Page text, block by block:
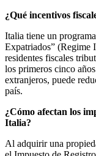
¿Qué incentivos
Italia tiene un
Expatriados” (Regime
residentes fiscales
los primeros cinco
extranjeros, puede
país.
¿Cómo afectan los
Italia?
Al adquirir una